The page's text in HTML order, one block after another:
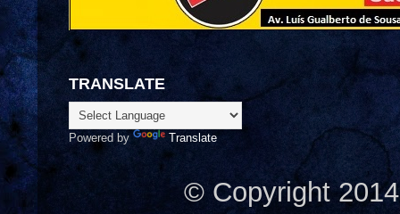
TRANSLATE
Powered by Translate
© Copyright